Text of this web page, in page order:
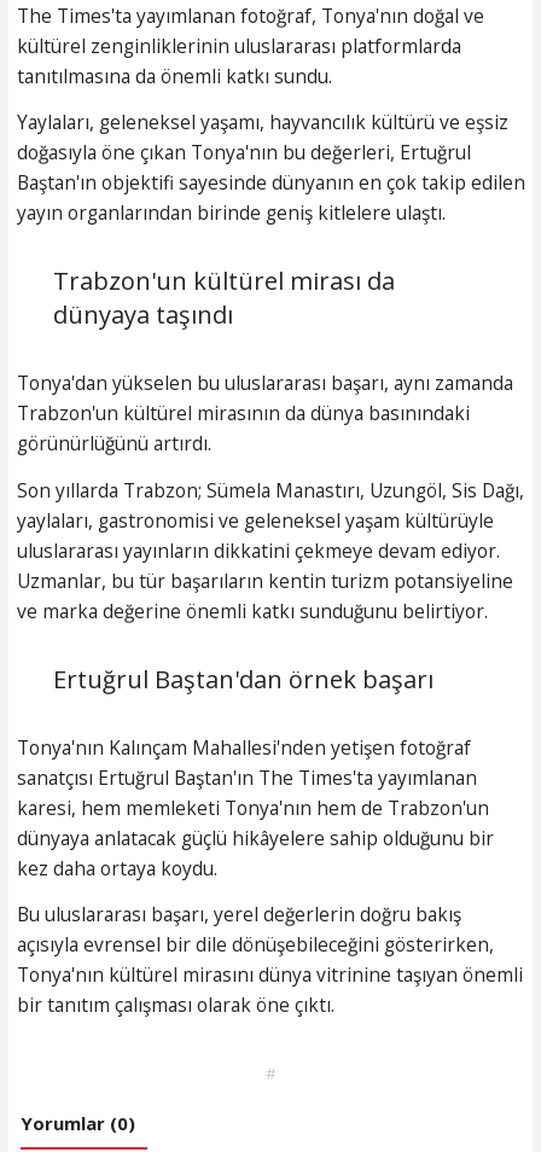
The Times'ta yayımlanan fotoğraf, Tonya'nın doğal ve
kültürel zenginliklerinin uluslararası platformlarda
tanıtılmasına da önemli katkı sundu.
Yaylaları, geleneksel yaşamı, hayvancılık kültürü ve eşsiz
doğasıyla öne çıkan Tonya'nın bu değerleri, Ertuğrul
Baştan'ın objektifi sayesinde dünyanın en çok takip edilen
yayın organlarından birinde geniş kitlelere ulaştı.
Trabzon'un kültürel mirası da
dünyaya taşındı
Tonya'dan yükselen bu uluslararası başarı, aynı zamanda
Trabzon'un kültürel mirasının da dünya basınındaki
görünürlüğünü artırdı.
Son yıllarda Trabzon; Sümela Manastırı, Uzungöl, Sis Dağı,
yaylaları, gastronomisi ve geleneksel yaşam kültürüyle
uluslararası yayınların dikkatini çekmeye devam ediyor.
Uzmanlar, bu tür başarıların kentin turizm potansiyeline
ve marka değerine önemli katkı sunduğunu belirtiyor.
Ertuğrul Baştan'dan örnek başarı
Tonya'nın Kalınçam Mahallesi'nden yetişen fotoğraf
sanatçısı Ertuğrul Baştan'ın The Times'ta yayımlanan
karesi, hem memleketi Tonya'nın hem de Trabzon'un
dünyaya anlatacak güçlü hikâyelere sahip olduğunu bir
kez daha ortaya koydu.
Bu uluslararası başarı, yerel değerlerin doğru bakış
açısıyla evrensel bir dile dönüşebileceğini gösterirken,
Tonya'nın kültürel mirasını dünya vitrinine taşıyan önemli
bir tanıtım çalışması olarak öne çıktı.
#
Yorumlar (0)